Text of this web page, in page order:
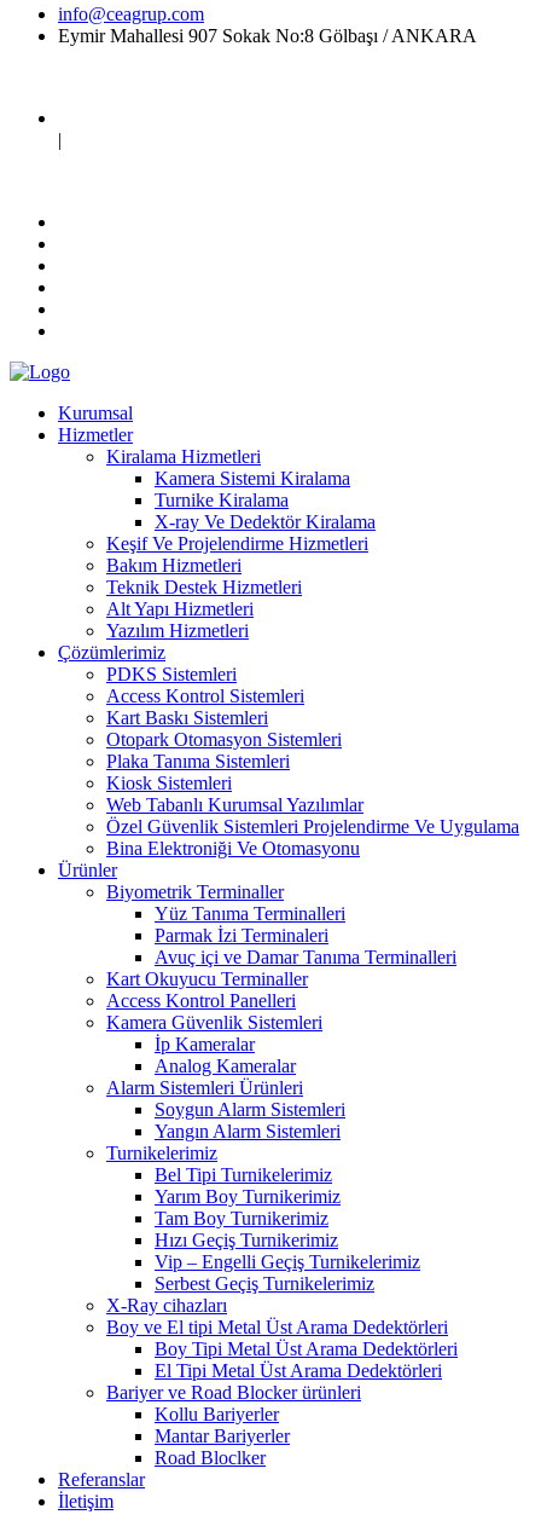
info@ceagrup.com
Eymir Mahallesi 907 Sokak No:8 Gölbaşı / ANKARA
|
Kurumsal
Hizmetler
Kiralama Hizmetleri
Kamera Sistemi Kiralama
Turnike Kiralama
X-ray Ve Dedektör Kiralama
Keşif Ve Projelendirme Hizmetleri
Bakım Hizmetleri
Teknik Destek Hizmetleri
Alt Yapı Hizmetleri
Yazılım Hizmetleri
Çözümlerimiz
PDKS Sistemleri
Access Kontrol Sistemleri
Kart Baskı Sistemleri
Otopark Otomasyon Sistemleri
Plaka Tanıma Sistemleri
Kiosk Sistemleri
Web Tabanlı Kurumsal Yazılımlar
Özel Güvenlik Sistemleri Projelendirme Ve Uygulama
Bina Elektroniği Ve Otomasyonu
Ürünler
Biyometrik Terminaller
Yüz Tanıma Terminalleri
Parmak İzi Terminaleri
Avuç içi ve Damar Tanıma Terminalleri
Kart Okuyucu Terminaller
Access Kontrol Panelleri
Kamera Güvenlik Sistemleri
İp Kameralar
Analog Kameralar
Alarm Sistemleri Ürünleri
Soygun Alarm Sistemleri
Yangın Alarm Sistemleri
Turnikelerimiz
Bel Tipi Turnikelerimiz
Yarım Boy Turnikerimiz
Tam Boy Turnikerimiz
Hızı Geçiş Turnikerimiz
Vip – Engelli Geçiş Turnikelerimiz
Serbest Geçiş Turnikelerimiz
X-Ray cihazları
Boy ve El tipi Metal Üst Arama Dedektörleri
Boy Tipi Metal Üst Arama Dedektörleri
El Tipi Metal Üst Arama Dedektörleri
Bariyer ve Road Blocker ürünleri
Kollu Bariyerler
Mantar Bariyerler
Road Bloclker
Referanslar
İletişim